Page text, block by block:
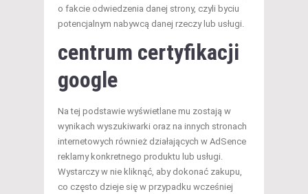
o fakcie odwiedzenia danej strony, czyli byciu
potencjalnym nabywcą danej rzeczy lub usługi.
centrum certyfikacji
google
Na tej podstawie wyświetlane mu zostają w
wynikach wyszukiwarki oraz na innych stronach
internetowych również działających w AdSence
reklamy konkretnego produktu lub usługi.
Wystarczy w nie kliknąć, aby dokonać zakupu,
co często dzieje się w przypadku wcześniej